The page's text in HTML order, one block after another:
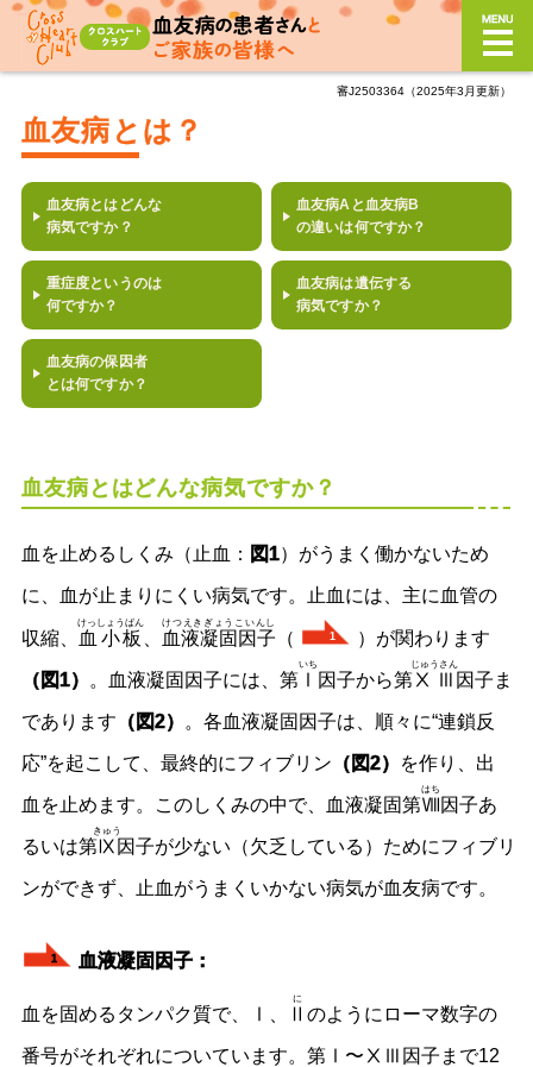
どんな症状？
どんな治療？
日常生活における注意
サポート制度
季刊誌「Cross Heart」
審J2503364（2025年3月更新）
血友病とは？
血友病とはどんな
病気ですか？
血友病Aと血友病B
の違いは何ですか？
重症度というのは
何ですか？
血友病は遺伝する
病気ですか？
血友病の保因者
とは何ですか？
血友病とはどんな病気ですか？
血を止めるしくみ（止血： 図1）がうまく働かないため
に、血が止まりにくい病気です。止血には、主に血管の
収縮、 血小板
けっしょうばん
血液凝固因子
けつえきぎょうこいんし
（ 1 ）が関わります
（図1） 。血液凝固因子には、第Ⅰ
いち
因子から第ⅩⅢ
じゅうさん
因子ま
であります （図2） 。各血液凝固因子は、順々に“連鎖反
応”を起こして、最終的にフィブリン （図2） を作り、出
血を止めます。このしくみの中で、血液凝固第Ⅷ
はち
因子あ
るいは第Ⅸ
きゅう
因子が少ない（欠乏している）ためにフィブリ
ンができず、止血がうまくいかない病気が血友病です。
1 血液凝固因子：
血を固めるタンパク質で、Ⅰ、 Ⅱ
に
のようにローマ数字の
番号がそれぞれについています。第Ⅰ〜ⅩⅢ因子まで12